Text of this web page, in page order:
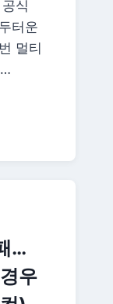
식
터운
멀티
…
…
우